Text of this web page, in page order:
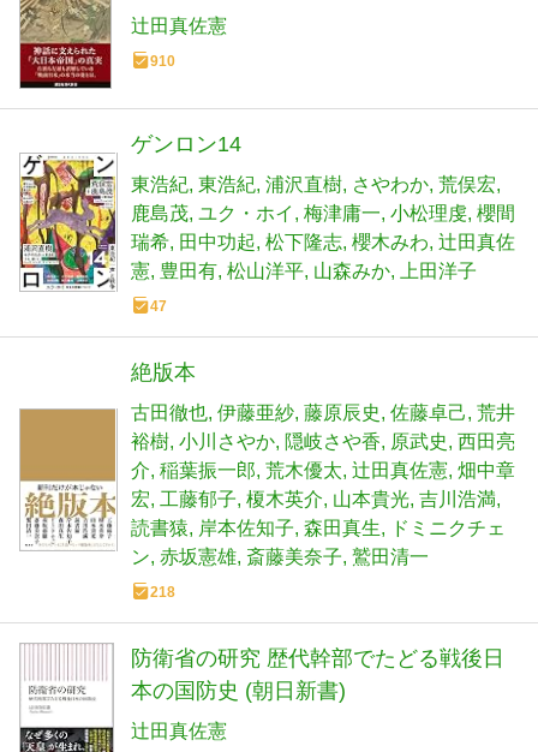
辻田真佐憲
910
ゲンロン14
東浩紀 東浩紀 浦沢直樹 さやわか 荒俣宏
鹿島茂 ユク・ホイ 梅津庸一 小松理虔 櫻間
瑞希 田中功起 松下隆志 櫻木みわ 辻田真佐
憲 豊田有 松山洋平 山森みか 上田洋子
47
絶版本
古田徹也 伊藤亜紗 藤原辰史 佐藤卓己 荒井
裕樹 小川さやか 隠岐さや香 原武史 西田亮
介 稲葉振一郎 荒木優太 辻田真佐憲 畑中章
宏 工藤郁子 榎木英介 山本貴光 吉川浩満
読書猿
岸本佐知子 森田真生
ドミニクチェ
ン 赤坂憲雄 斎藤美奈子 鷲田清一
218
防衛省の研究 歴代幹部でたどる戦後日
本の国防史 (朝日新書)
辻田真佐憲